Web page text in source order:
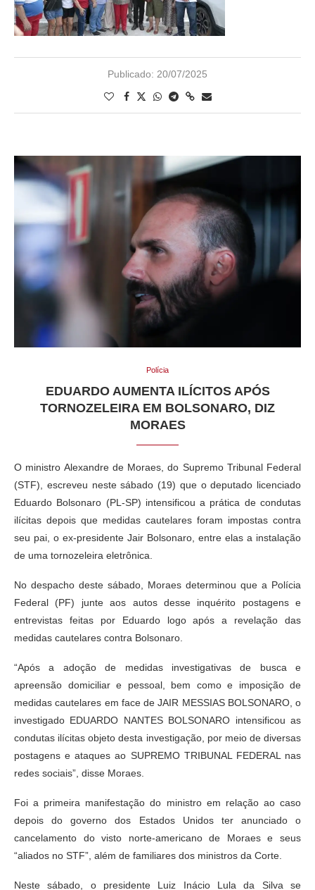
Publicado: 20/07/2025
Polícia
EDUARDO AUMENTA ILÍCITOS APÓS
TORNOZELEIRA EM BOLSONARO, DIZ
MORAES
O ministro Alexandre de Moraes, do Supremo Tribunal Federal
(STF), escreveu neste sábado (19) que o deputado licenciado
Eduardo Bolsonaro (PL-SP) intensificou a prática de condutas
ilícitas depois que medidas cautelares foram impostas contra
seu pai, o ex-presidente Jair Bolsonaro, entre elas a instalação
de uma tornozeleira eletrônica.
No despacho deste sábado, Moraes determinou que a Polícia
Federal (PF) junte aos autos desse inquérito postagens e
entrevistas feitas por Eduardo logo após a revelação das
medidas cautelares contra Bolsonaro.
“Após a adoção de medidas investigativas de busca e
apreensão domiciliar e pessoal, bem como e imposição de
medidas cautelares em face de JAIR MESSIAS BOLSONARO, o
investigado EDUARDO NANTES BOLSONARO intensificou as
condutas ilícitas objeto desta investigação, por meio de diversas
postagens e ataques ao SUPREMO TRIBUNAL FEDERAL nas
redes sociais”, disse Moraes.
Foi a primeira manifestação do ministro em relação ao caso
depois do governo dos Estados Unidos ter anunciado o
cancelamento do visto norte-americano de Moraes e seus
“aliados no STF”, além de familiares dos ministros da Corte.
Neste sábado, o presidente Luiz Inácio Lula da Silva se